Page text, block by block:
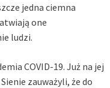
jedna ciemna
one
ludzi.
COVID-19. Już na jej
zauważyli, że do